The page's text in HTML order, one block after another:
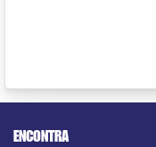
ENCONTRA